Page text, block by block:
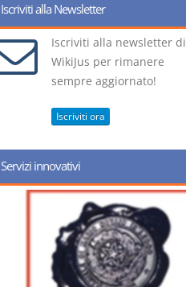
Iscriviti alla Newsletter
Iscriviti alla newsletter di
WikiJus per rimanere
sempre aggiornato!
Iscriviti ora
Servizi innovativi